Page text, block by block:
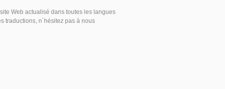
Web actualisé dans toutes les langues
traductions, n´hésitez pas à nous